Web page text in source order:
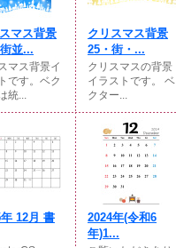
マス背景
並...
マス背景イ
です。ベク
統...
クリスマス背景
25・街・...
クリスマスの背景
イラストです。 ベ
クター...
12月 書
2024年(令和6
年)1...